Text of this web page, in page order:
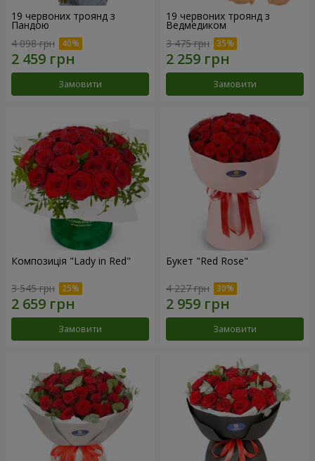
19 червоних троянд з
Пандою
4 098 грн
Замовити
19 червоних троянд з
Ведмедиком
3 475 грн
Замовити
Композиція "Lady in Red"
3 545 грн
Замовити
Букет "Red Rose"
4 227 грн
Замовити